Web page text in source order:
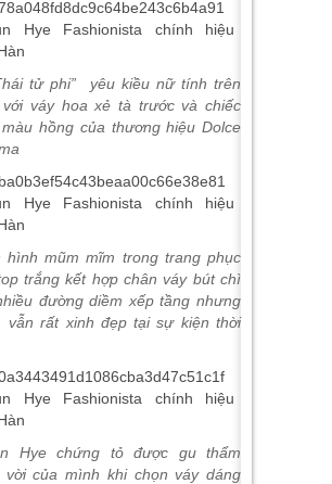
tử phi” yêu kiều nữ tính trên
váy hoa xẻ tà trước và chiếc
hồng của thương hiệu Dolce
hình mũm mĩm trong trang phục
trắng kết hợp chân váy bút chì
đường diềm xếp tầng nhưng
rất xinh đẹp tại sự kiện thời
Hyechứng tỏ được gu thẩm
vời của mình khi chọn váy dáng